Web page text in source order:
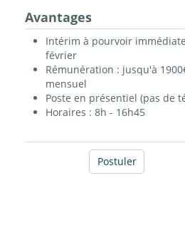
Avantages
Intérim à pourvoir
février
Rémunération : jusqu'à
mensuel
Poste en présentiel (pas de
Horaires : 8h - 16h45
Postuler